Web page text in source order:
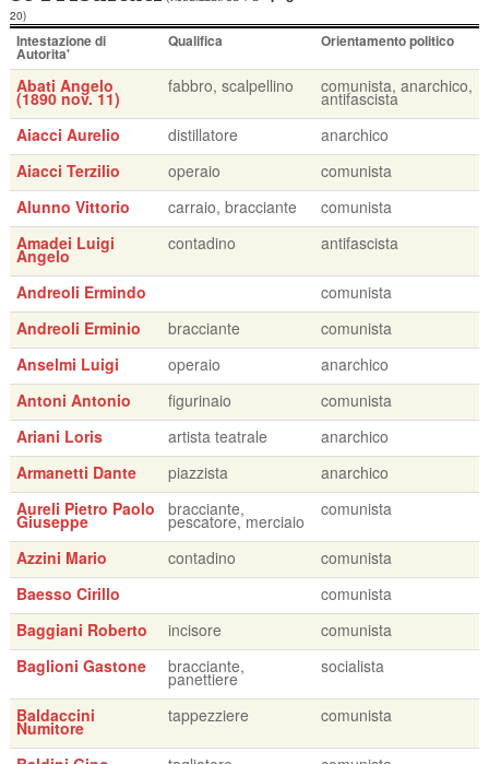
20)
Intestazione di
Autorita'
Qualifica Orientamento politico
Abati Angelo
(1890 nov. 11)
fabbro, scalpellino comunista, anarchico,
antifascista
Aiacci Aurelio
distillatore
anarchico
Aiacci Terzilio
operaio
comunista
Alunno Vittorio
carraio, bracciante
comunista
Amadei Luigi
Angelo
contadino antifascista
Andreoli Ermindo
comunista
Andreoli Erminio
bracciante
comunista
Anselmi Luigi
operaio
anarchico
Antoni Antonio
figurinaio
comunista
Ariani Loris
artista teatrale
anarchico
Armanetti Dante
piazzista
anarchico
Aureli Pietro Paolo
Giuseppe
bracciante,
pescatore, merciaio
comunista
Azzini Mario contadino
comunista
Baesso Cirillo
comunista
Baggiani Roberto
incisore
comunista
Baglioni Gastone
bracciante,
panettiere
socialista
Baldaccini
Numitore
tappezziere comunista